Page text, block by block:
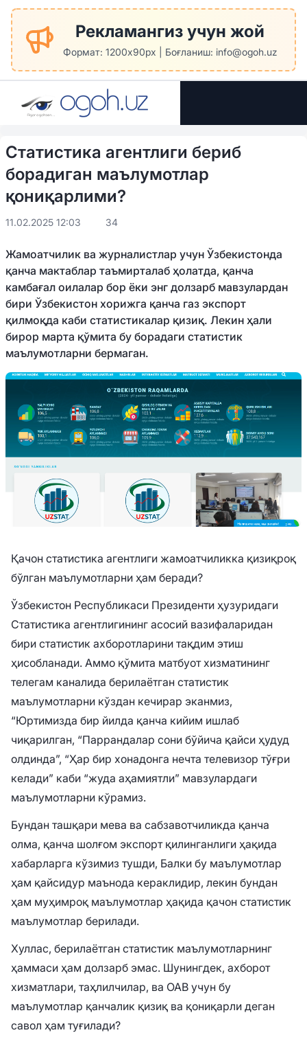
Рекламангиз учун жой
Формат: 1200x90px | Боғланиш: info@ogoh.uz
Статистика агентлиги бериб
борадиган маълумотлар
қониқарлими?
11.02.2025 12:03 34
Жамоатчилик ва журналистлар учун Ўзбекистонда
қанча мактаблар таъмирталаб ҳолатда, қанча
камбағал оилалар бор ёки энг долзарб мавзулардан
бири Ўзбекистон хорижга қанча газ экспорт
қилмоқда каби статистикалар қизиқ. Лекин ҳали
бирор марта қўмита бу борадаги статистик
маълумотларни бермаган.
Қачон статистика агентлиги жамоатчиликка қизиқроқ
бўлган маълумотларни ҳам беради?
Ўзбекистон Республикаси Президенти ҳузуридаги
Статистика агентлигининг асосий вазифаларидан
бири статистик ахборотларини тақдим этиш
ҳисобланади. Аммо қўмита матбуот хизматининг
телегам каналида берилаётган статистик
маълумотларни кўздан кечирар эканмиз,
“Юртимизда бир йилда қанча кийим ишлаб
чиқарилган, “Паррандалар сони бўйича қайси ҳудуд
олдинда”, “Ҳар бир хонадонга нечта телевизор тўғри
келади” каби “жуда аҳамиятли” мавзулардаги
маълумотларни кўрамиз.
Бундан ташқари мева ва сабзавотчиликда қанча
олма, қанча шолғом экспорт қилинганлиги ҳақида
хабарларга кўзимиз тушди, Балки бу маълумотлар
ҳам қайсидур маънода кераклидир, лекин бундан
ҳам муҳимроқ маълумотлар ҳақида қачон статистик
маълумотлар берилади.
Хуллас, берилаётган статистик маълумотларнинг
ҳаммаси ҳам долзарб эмас. Шунингдек, ахборот
хизматлари, таҳлилчилар, ва ОАВ учун бу
маълумотлар қанчалик қизиқ ва қониқарли деган
савол ҳам туғилади?